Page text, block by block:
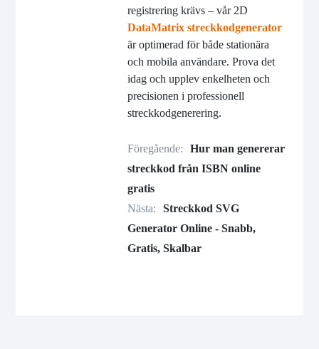
registrering krävs – vår 2D
DataMatrix streckkodgenerator
är optimerad för både stationära
och mobila användare. Prova det
idag och upplev enkelheten och
precisionen i professionell
streckkodgenerering.
Föregående:
Hur man genererar
streckkod från ISBN online
gratis
Nästa:
Streckkod SVG
Generator Online - Snabb,
Gratis, Skalbar